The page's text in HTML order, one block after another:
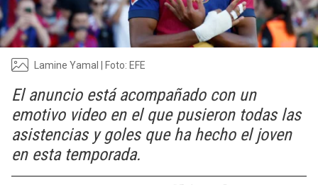
Lamine Yamal | Foto: EFE
El anuncio está acompañado con un
emotivo video en el que pusieron todas las
asistencias y goles que ha hecho el joven
en esta temporada.